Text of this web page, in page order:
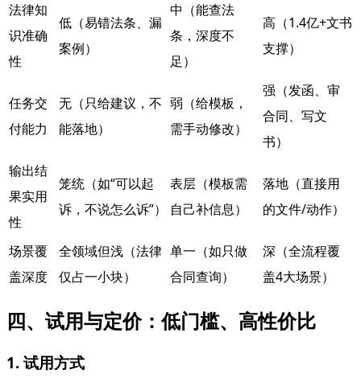
法律知
识准确
性
低（易错法条、漏
案例）
中（能查法
条，深度不
足）
高（1.4亿+文书
支撑）
任务交
付能力
无（只给建议，不
能落地）
弱（给模板，
需手动修改）
强（发函、审
合同、写文
书）
输出结
果实用
性
笼统（如“可以起
诉，不说怎么诉”）
表层（模板需
自己补信息）
落地（直接用
的文件/动作）
场景覆
盖深度
全领域但浅（法律
仅占一小块）
单一（如只做
合同查询）
深（全流程覆
盖4大场景）
四、试用与定价：低门槛、高性价比
1. 试用方式